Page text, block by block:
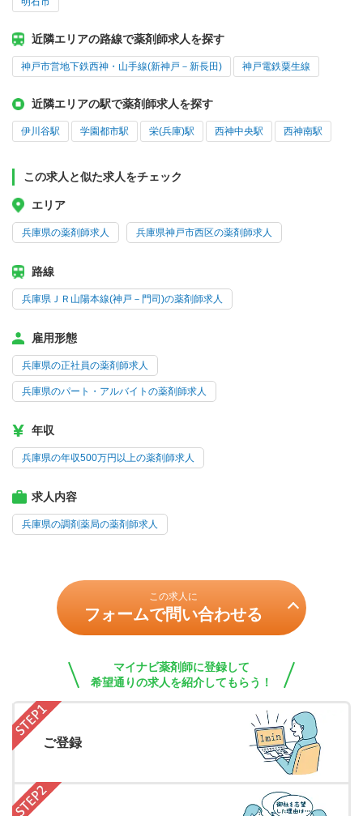
近隣エリアの路線で薬剤師求人を探す
神戸市営地下鉄西神・山手線(新神戸－新長田) 神戸電鉄粟生線
近隣エリアの駅で薬剤師求人を探す
伊川谷駅 学園都市駅 栄(兵庫)駅 西神中央駅 西神南駅
この求人と似た求人をチェック
エリア
兵庫県の薬剤師求人 兵庫県神戸市西区の薬剤師求人
路線
兵庫県ＪＲ山陽本線(神戸－門司)の薬剤師求人
雇用形態
兵庫県の正社員の薬剤師求人
兵庫県のパート・アルバイトの薬剤師求人
年収
兵庫県の年収500万円以上の薬剤師求人
求人内容
兵庫県の調剤薬局の薬剤師求人
この求人に
フォームで問い合わせる
マイナビ薬剤師に登録して
希望通りの求人を紹介してもらう！
ご登録